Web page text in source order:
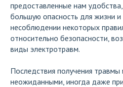
предоставленные нам
большую опасность для жизни
несоблюдении некоторых
относительно безопасности,
виды электротравм.
Последствия получения
неожиданными, иногда даже